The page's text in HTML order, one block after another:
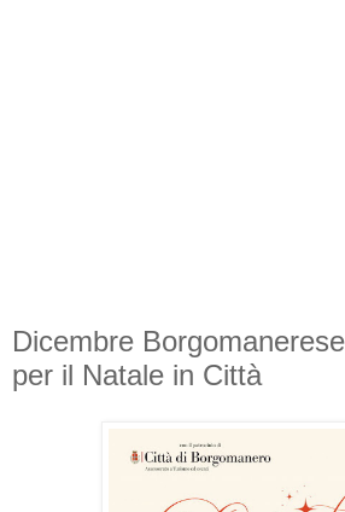
Dicembre
per il Natale in Città